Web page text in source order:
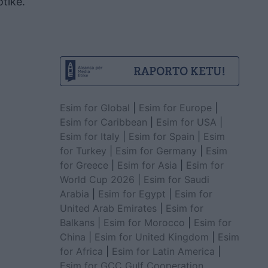
Esim for Global Esim for Europe
Esim for Caribbean
Esim for USA
Esim for Italy
Esim for Spain
Esim
for Turkey
Esim for Germany
Esim
for Greece
Esim for Asia
Esim for
World Cup 2026
Esim for Saudi
Arabia
Esim for Egypt
Esim for
United Arab Emirates
Esim for
Balkans
Esim for Morocco
Esim for
China
Esim for United Kingdom
Esim
for Africa
Esim for Latin America
Esim for GCC Gulf Cooperation